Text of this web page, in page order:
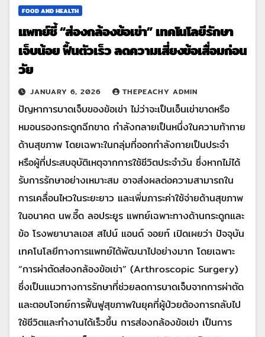
FOOD AND HEALTH
แพทย์ชี้ “ส่องกล้องข้อเข่า” เทคโนโลยีรักษา
เจ็บน้อย ฟื้นตัวเร็ว ลดความเสี่ยงข้อเสื่อมก่อน
วัย
JANUARY 6, 2026 THEPEACHY ADMIN
ปัญหาการบาดเจ็บของข้อเข่า ไม่ว่าจะเป็นเอ็นเข่าขาดหรือ
หมอนรองกระดูกฉีกขาด กำลังกลายเป็นหนึ่งในความท้าทาย
ด้านสุขภาพ โดยเฉพาะในกลุ่มที่ออกกำลังกายเป็นประจำ
หรือผู้ที่ประสบอุบัติเหตุจากการใช้ชีวิตประจำวัน ซึ่งหากไม่ได้
รับการรักษาอย่างเหมาะสม อาจส่งผลต่อความสามารถใน
การเคลื่อนไหวในระยะยาว และเพิ่มภาระค่าใช้จ่ายด้านสุขภาพ
ในอนาคต นพ.อี๊ด ลอประยูร แพทย์เฉพาะทางด้านกระดูกและ
ข้อ โรงพยาบาลเอส สไปน์ แอนด์ จอยท์ เปิดเผยว่า ปัจจุบัน
เทคโนโลยีทางการแพทย์ได้พัฒนาไปอย่างมาก โดยเฉพาะ
“การผ่าตัดส่องกล้องข้อเข่า” (Arthroscopic Surgery)
ซึ่งเป็นแนวทางการรักษาที่ช่วยลดการบาดเจ็บจากการผ่าตัด
และตอบโจทย์การฟื้นฟูสุขภาพในยุคที่ผู้ป่วยต้องการกลับไป
ใช้ชีวิตและทำงานได้เร็วขึ้น การส่องกล้องข้อเข่า เป็นการ